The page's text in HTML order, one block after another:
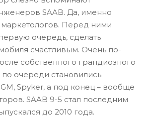
SAAB. Да, именно
Перед ними
очередь, сделать
счастливым. Очень по-
собственного грандиозного
по очереди становились
Spyker, а под конец – вообще
SAAB 9-5 стал последним
до 2010 года.